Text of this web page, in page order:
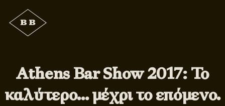
Athens Bar Show 2017: Το
καλύτερο… μέχρι το επόμενο.